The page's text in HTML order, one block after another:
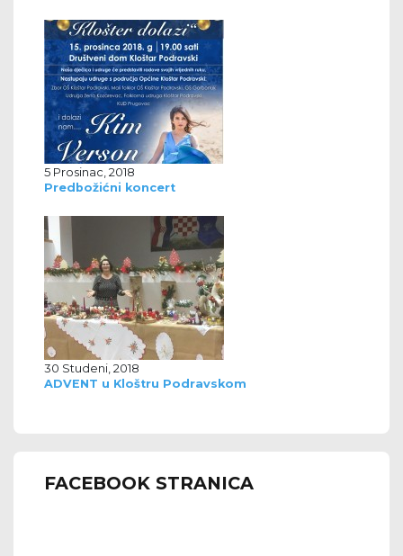
5 Prosinac, 2018
Predbožićni koncert
30 Studeni, 2018
ADVENT u Kloštru Podravskom
FACEBOOK STRANICA